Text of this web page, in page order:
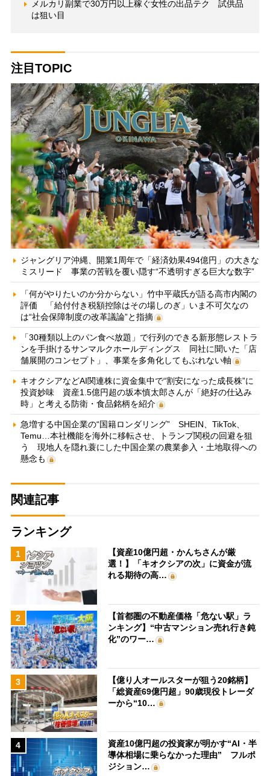
メルカリ副業で30万円以上稼ぐ女性の出品テク 試供品
は狙い目
注目TOPIC
ジャングリア沖縄、開業1周年で「経済効果494億円」の大きな
ミスリード 事業の苦戦を覆い隠す“不透明すぎる巨大な数字”
「何がやりたいのか分からない」竹中平蔵氏が語る高市内閣の
評価 「給付付き税額控除はその場しのぎ」いま不可欠なの
は“社会保障制度の改革議論”と指摘
「30種類以上のパン食べ放題」で行列のできる新形態レストラ
ンを手掛けるサンマルクホールディングス 同社に聞いた「店
舗展開のコンセプト」、事業を多角化してもぶれない軸
キオクシアなどAI関連株に資金集中で“割安になった成長株”に
投資妙味 資産1.5億円超の坂本慎太郎さんが「絶好の仕込み
時」と考える防衛・食品銘柄を紹介
急増する中国企業の“国籍ロンダリング” SHEIN、TikTok、
Temu…本社機能を海外に移転させ、トランプ関税の回避を狙
う 現地人を隠れ蓑にした中国企業の農業参入・土地取得への
懸念も
関連記事
ランキング
1
【資産10億円超・かんちさんが厳
選！】「キオクシアの次」に資金が流
れる期待の高…
2
【首都圏の不動産価格「危ない駅」ラ
ンキング】“中古マンション売れ行き鈍
化”のワー…
3
【億り人オールスターが狙う20銘柄】
「総資産69億円超」90歳現役トレーダ
ーから“10…
4
資産10億円超の投資家が明かす“AI・半
導体相場に乗らなかった理由” フルポ
ジション…